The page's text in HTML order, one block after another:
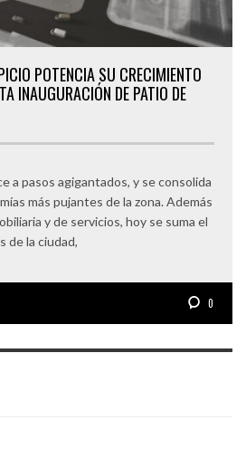
POTENCIA SU CRECIMIENTO
INAUGURACIÓN DE PATIO DE
a pasos agigantados, y se consolida
más pujantes de la zona. Además
y de servicios, hoy se suma el
de la ciudad,
0